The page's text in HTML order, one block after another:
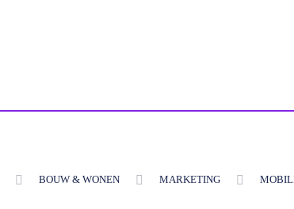
BOUW & WONEN MARKETING